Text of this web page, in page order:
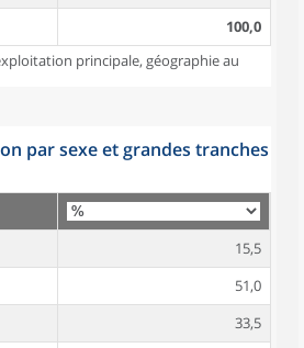
100,0
principale, géographie au
par sexe et grandes tranches
15,5
51,0
33,5